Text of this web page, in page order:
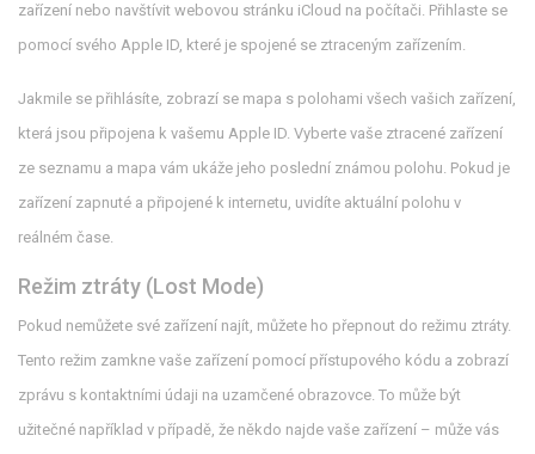
zařízení nebo navštívit webovou stránku iCloud na počítači. Přihlaste se
pomocí svého Apple ID, které je spojené se ztraceným zařízením.
Jakmile se přihlásíte, zobrazí se mapa s polohami všech vašich zařízení,
která jsou připojena k vašemu Apple ID. Vyberte vaše ztracené zařízení
ze seznamu a mapa vám ukáže jeho poslední známou polohu. Pokud je
zařízení zapnuté a připojené k internetu, uvidíte aktuální polohu v
reálném čase.
Režim ztráty (Lost Mode)
Pokud nemůžete své zařízení najít, můžete ho přepnout do režimu ztráty.
Tento režim zamkne vaše zařízení pomocí přístupového kódu a zobrazí
zprávu s kontaktními údaji na uzamčené obrazovce. To může být
užitečné například v případě, že někdo najde vaše zařízení – může vás